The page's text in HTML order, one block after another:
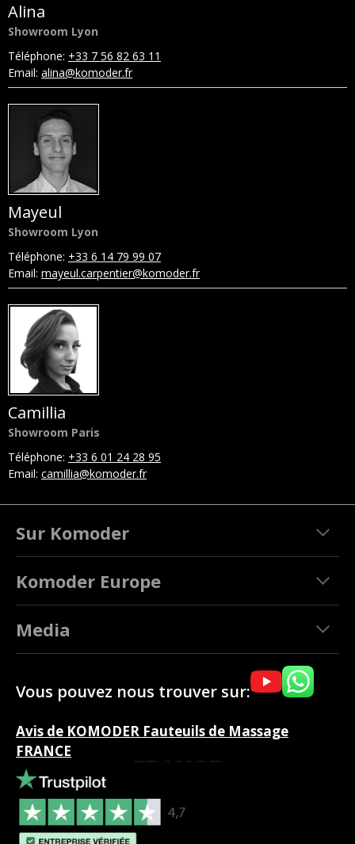
Alina
Showroom Lyon
Téléphone: +33 7 56 82 63 11
Email: alina@komoder.fr
Mayeul
Showroom Lyon
Téléphone: +33 6 14 79 99 07
Email: mayeul.carpentier@komoder.fr
Camillia
Showroom Paris
Téléphone: +33 6 01 24 28 95
Email: camillia@komoder.fr
Sur Komoder
Komoder Europe
Media
Vous pouvez nous trouver sur:
Avis de KOMODER Fauteuils de Massage
FRANCE